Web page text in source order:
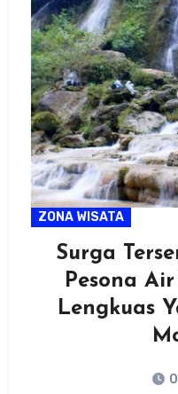
ZONA WISATA
Surga
Pesona
Lengkuas